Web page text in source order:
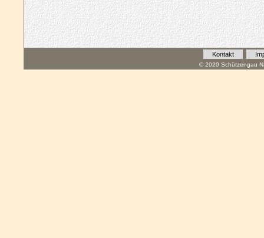
Kontakt
© 2020 Schützengau